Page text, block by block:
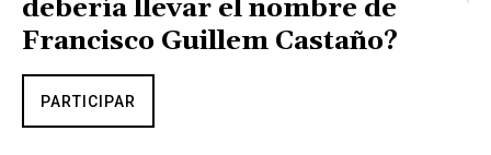
debería llevar el nombre de
Francisco Guillem Castaño?
PARTICIPAR